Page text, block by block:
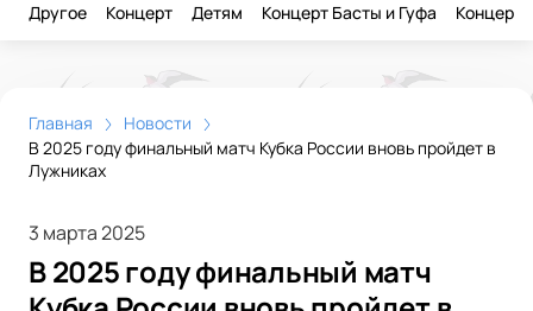
Другое Концерт Детям Концерт Басты и Гуфа Концерт
Главная
Новости
В 2025 году финальный матч Кубка России вновь пройдет в
Лужниках
3 марта 2025
В 2025 году финальный матч